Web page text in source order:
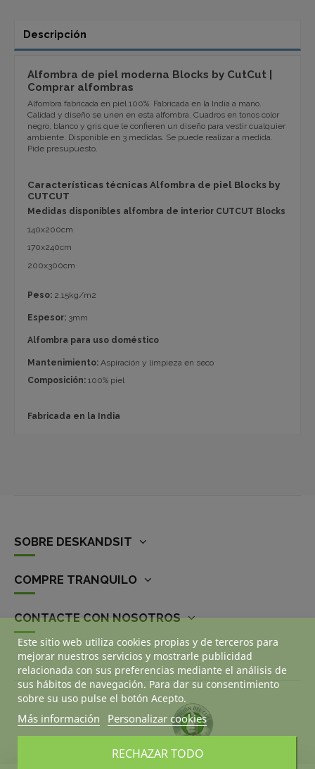
Descripción
Alfombra de piel moderna Blocks by CutCut |
Comprar alfombras
Alfombra fabricada en piel 100%. Fabricada en la India a mano.
Calidad y diseño se unen en esta alfombra. Cuadros en tonos color
negro, blanco y gris que le confieren un diseño para vestir cualquier
ambiente. Disponible en 3 medidas. Se puede realizar a medida.
Pide presupuesto.
Características técnicas Alfombra de piel Blocks by
CUTCUT
Medidas disponibles alfombra de interior CUTCUT Blocks
140x200cm
170x240cm
200x300cm
Peso: 2.15kg/m2
Espesor: 3mm
Alfombra para uso doméstico
Mantenimiento: Aspiración y limpieza en seco
Composición: 100% piel
Fabricada en la India
SOBRE DESKANDSIT
COMPRE TRANQUILO
CONTACTE CON NOSOTROS
Este sitio web utiliza cookies propias y de terceros para
mejorar nuestros servicios y mostrarle publicidad
relacionada con sus preferencias mediante el análisis de
sus hábitos de navegación. Para dar su consentimiento
sobre su uso pulse el botón Acepto.
Más información Personalizar cookies
RECHAZAR TODO